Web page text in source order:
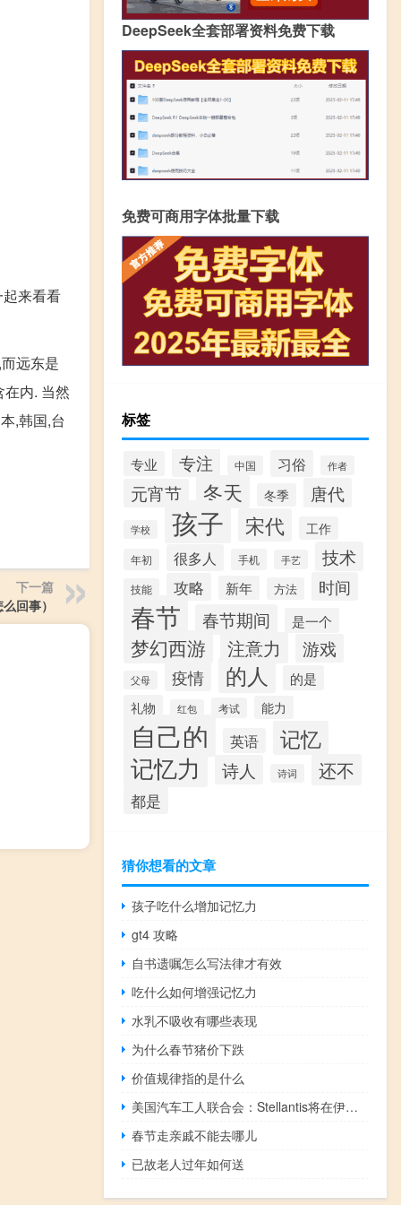
来看看
远东是
内. 当然
,韩国,台
下一篇
回事）
DeepSeek全套部署资料免费下载
免费可商用字体批量下载
标签
专业 专注 中国 习俗 作者
元宵节 冬天 冬季 唐代
学校 孩子 宋代 工作
年初 很多人 手机 手艺 技术
技能 攻略 新年 方法 时间
春节 春节期间 是一个
梦幻西游 注意力 游戏
父母 疫情 的人 的是
礼物 红包 考试 能力
自己的 英语 记忆
记忆力 诗人 诗词 还不
都是
猜你想看的文章
孩子吃什么增加记忆力
gt4 攻略
自书遗嘱怎么写法律才有效
吃什么如何增强记忆力
水乳不吸收有哪些表现
为什么春节猪价下跌
价值规律指的是什么
美国汽车工人联合会：Stellantis将在伊利诺伊州新建价值32亿美元的电池厂
春节走亲戚不能去哪儿
已故老人过年如何送